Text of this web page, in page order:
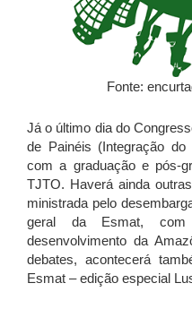
Fonte:
Já o último dia do
de Painéis (Integração
com a graduação e pós-
TJTO. Haverá ainda
ministrada pelo
geral da Esmat,
desenvolvimento da
debates, acontecerá
Esmat – edição especial